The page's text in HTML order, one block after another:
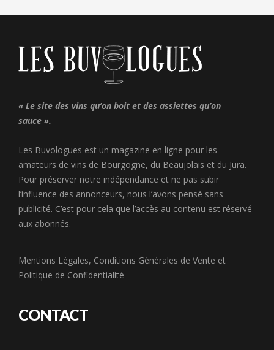
« Le site des vins qu’on boit et des assiettes qu’on
sauce ».
Les Buvologues est un magazine en ligne pour les
amateurs de vins de Bourgogne, du Beaujolais et du Jura.
Pour préserver notre indépendance et ne pas subir
l’influence des annonceurs, nous l’avons pensé sans
publicité. C’est pour cela que l’accès au contenu est réservé
aux abonnés.
Mentions Légales, Conditions Générales de Vente et
Politique de Confidentialité
CONTACT